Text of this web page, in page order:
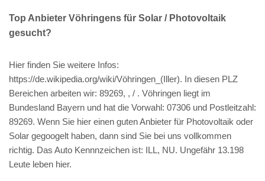
Top Anbieter Vöhringens für Solar / Photovoltaik
gesucht?
Hier finden Sie weitere Infos:
https://de.wikipedia.org/wiki/Vöhringen_(Iller). In diesen PLZ
Bereichen arbeiten wir: 89269, , / . Vöhringen liegt im
Bundesland Bayern und hat die Vorwahl: 07306 und Postleitzahl:
89269. Wenn Sie hier einen guten Anbieter für Photovoltaik oder
Solar gegoogelt haben, dann sind Sie bei uns vollkommen
richtig. Das Auto Kennnzeichen ist: ILL, NU. Ungefähr 13.198
Leute leben hier.